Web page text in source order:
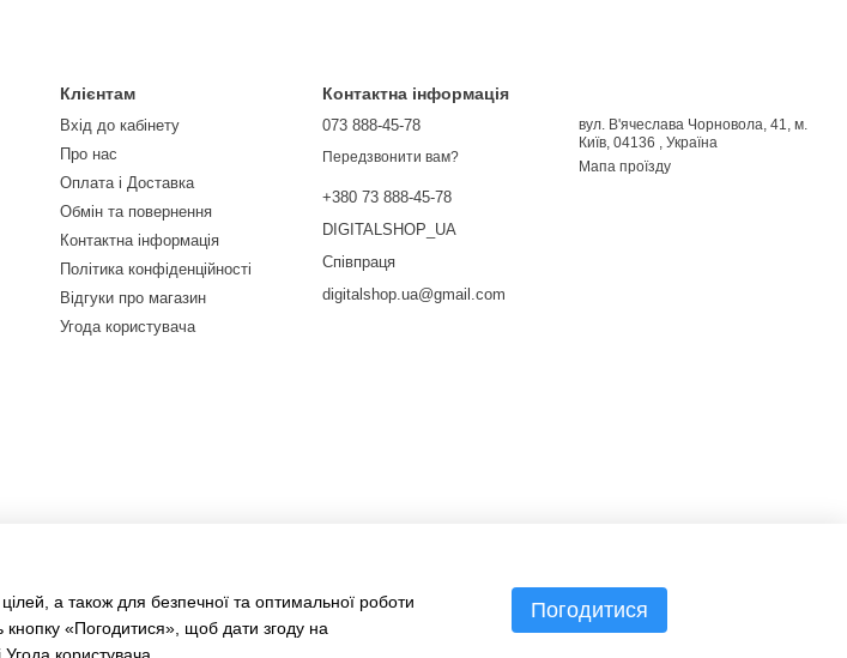
Клієнтам
Вхід до кабінету
Про нас
Оплата і Доставка
Обмін та повернення
Контактна інформація
Політика конфіденційності
Відгуки про магазин
Угода користувача
Контактна інформація
073 888-45-78
Передзвонити вам?
+380 73 888-45-78
DIGITALSHOP_UA
Співпраця
digitalshop.ua@gmail.com
вул. В'ячеслава Чорновола, 41, м.
Київ, 04136 , Україна
Мапа проїзду
а також для безпечної та оптимальної роботи
«Погодитися», щоб дати згоду на
Погодитися